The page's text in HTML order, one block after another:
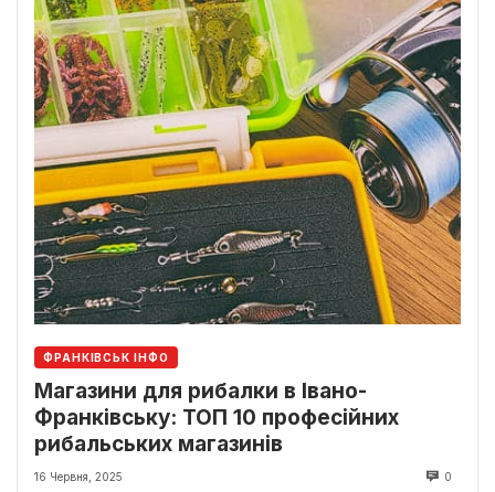
ФРАНКІВСЬК ІНФО
Магазини для рибалки в Івано-
Франківську: ТОП 10 професійних
рибальських магазинів
16 Червня, 2025 0